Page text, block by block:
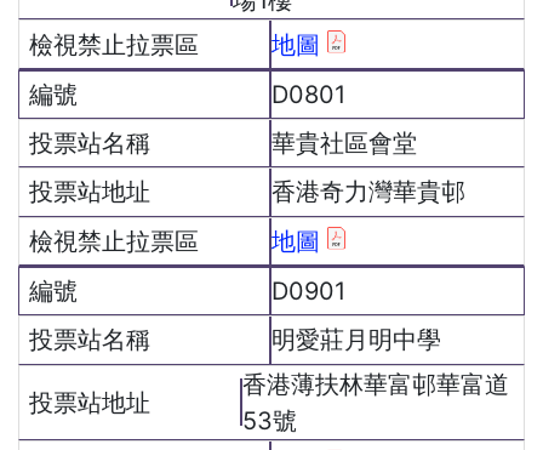
地圖
D0801
華貴社區會堂
香港奇力灣華貴邨
地圖
D0901
明愛莊月明中學
香港薄扶林華富邨華富道
53號